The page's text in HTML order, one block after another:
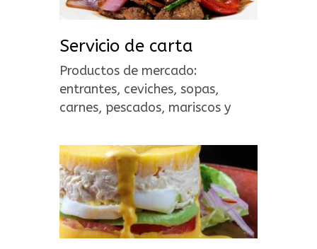
Servicio de carta
Productos de mercado:
entrantes, ceviches, sopas,
carnes, pescados, mariscos y